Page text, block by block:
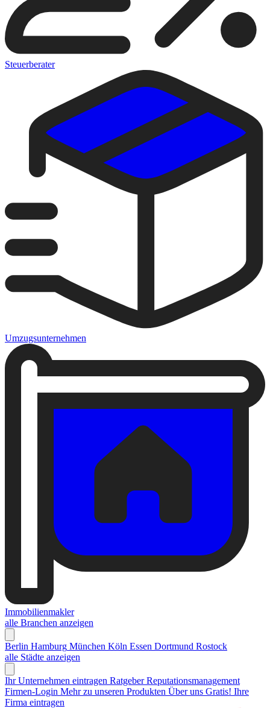
Steuerberater
Umzugsunternehmen
Immobilienmakler
alle Branchen anzeigen
Berlin Hamburg München Köln Essen Dortmund Rostock
alle Städte anzeigen
Ihr Unternehmen eintragen Ratgeber Reputationsmanagement
Firmen-Login Mehr zu unseren Produkten Über uns Gratis! Ihre
Firma eintragen